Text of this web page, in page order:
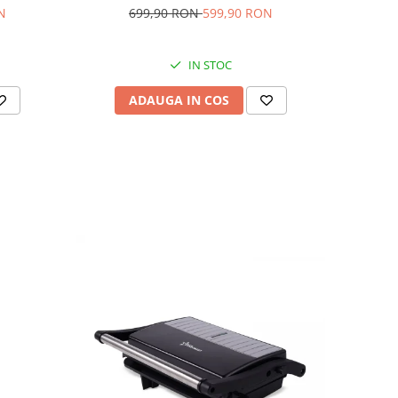
699,90 RON599,90 RON
IN STOC
ADAUGA IN COS